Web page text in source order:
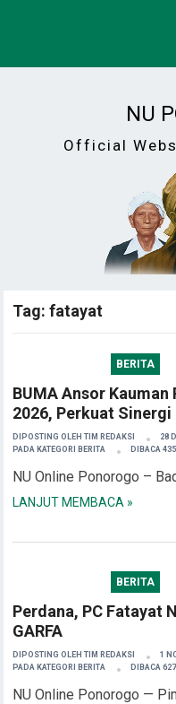
NU
Official
Tag:fatayat
BERITA
BUMA Ansor
2026, Perkuat
DIPOSTING OLEHTIM REDAKSI
28
PADA KATEGORI
BERITA DIBACA 435
NU Online Ponorogo –
LANJUT MEMBACA »
BERITA
Perdana, PC Fatayat
GARFA
DIPOSTING OLEHTIM REDAKSI
1
PADA KATEGORI
BERITA DIBACA 627
NU Online Ponorogo —